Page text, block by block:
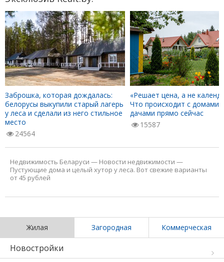
Заброшка, которая дождалась:
белорусы выкупили старый лагерь
у леса и сделали из него стильное
место
24564
«Решает цена, а не
Что происходит с домами
дачами прямо сейчас
15587
Недвижимость Беларуси — Новости недвижимости —
Пустующие дома и целый хутор у леса. Вот свежие варианты
от 45 рублей
Жилая Загородная Коммерческая
Новостройки